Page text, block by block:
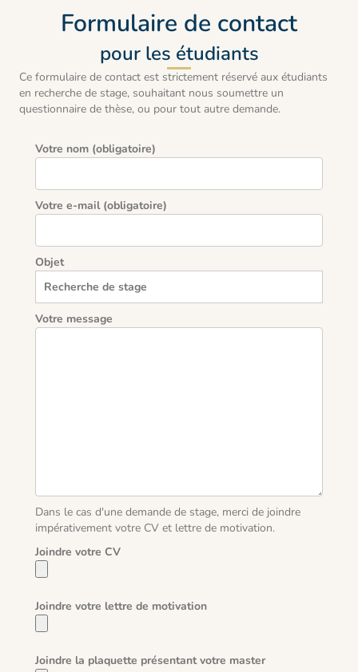
Formulaire de contact
pour les étudiants
Ce formulaire de contact est strictement réservé aux étudiants
en recherche de stage, souhaitant nous soumettre un
questionnaire de thèse, ou pour tout autre demande.
Votre nom (obligatoire)
Votre e-mail (obligatoire)
Objet
Votre message
Dans le cas d'une demande de stage, merci de joindre
impérativement votre CV et lettre de motivation.
Joindre votre CV
Joindre votre lettre de motivation
Joindre la plaquette présentant votre master